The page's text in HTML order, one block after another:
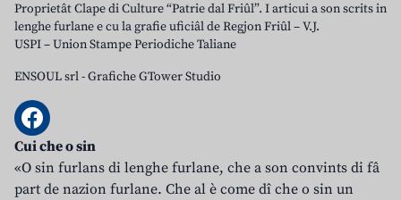
Proprietât Clape di Culture “Patrie dal Friûl”. I articui a son scrits in
lenghe furlane e cu la grafie uficiâl de Regjon Friûl – V.J.
USPI – Union Stampe Periodiche Taliane
ENSOUL srl-Grafiche GTower Studio
Cui che o sin
«O sin furlans di lenghe furlane, che a son convints di fâ
part de nazion furlane. Che al è come dî che o sin un